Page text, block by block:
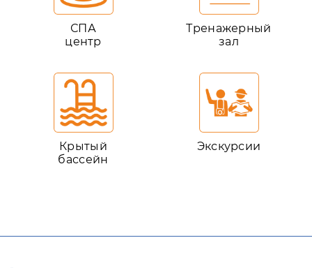
СПА
центр
Тренажерный
зал
Крытый
бассейн
Экскурсии